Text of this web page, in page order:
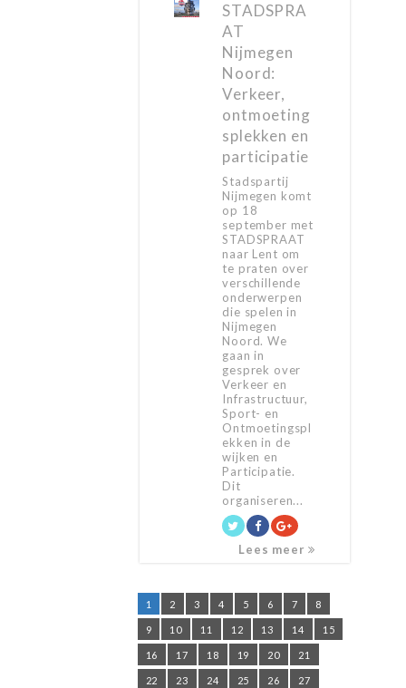
STADSPRA
AT
Nijmegen
Noord:
Verkeer,
ontmoeting
splekken en
participatie
Stadspartij
Nijmegen komt
op 18
september met
STADSPRAAT
naar Lent om
te praten over
verschillende
onderwerpen
die spelen in
Nijmegen
Noord. We
gaan in
gesprek over
Verkeer en
Infrastructuur,
Sport- en
Ontmoetingspl
ekken in de
wijken en
Participatie.
Dit
organiseren...
Lees meer
1 2 3 4 5 6 7 8
9 10 11 12 13 14 15
16 17 18 19 20 21
22 23 24 25 26 27